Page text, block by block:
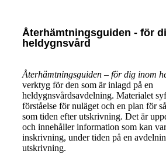
Återhämtningsguiden - för
heldygnsvård
Återhämtningsguiden – för dig inom
verktyg för den som är inlagd på en
heldygnsvårdsavdelning. Materialet
förståelse för nuläget och en plan för
som tiden efter utskrivning. Det är
och innehåller information som kan
inskrivning, under tiden på en
utskrivning.